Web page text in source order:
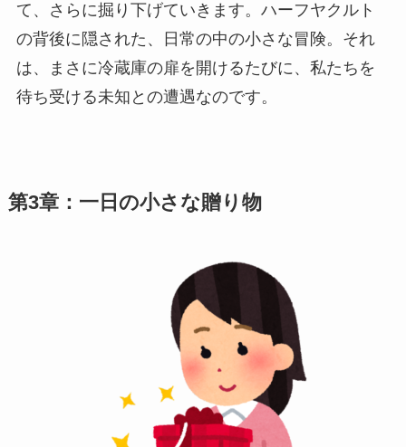
て、さらに掘り下げていきます。ハーフヤクルト
の背後に隠された、日常の中の小さな冒険。それ
は、まさに冷蔵庫の扉を開けるたびに、私たちを
待ち受ける未知との遭遇なのです。
第3章：一日の小さな贈り物